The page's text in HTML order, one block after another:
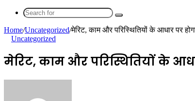
Search
for
Home/Uncategorized/मेरिट, काम और परिस्थितियों के आधार पर
Uncategorized
मेरिट, काम और परिस्थितियों के